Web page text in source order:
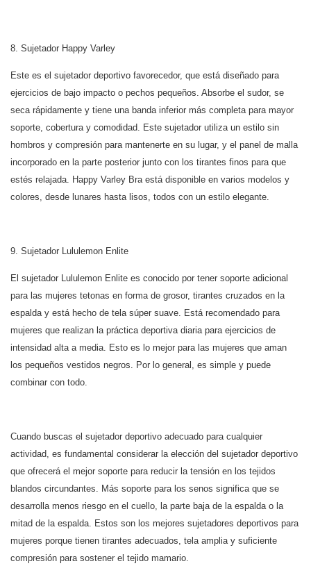
8. Sujetador Happy Varley
Este es el sujetador deportivo favorecedor, que está diseñado para
ejercicios de bajo impacto o pechos pequeños. Absorbe el sudor, se
seca rápidamente y tiene una banda inferior más completa para mayor
soporte, cobertura y comodidad. Este sujetador utiliza un estilo sin
hombros y compresión para mantenerte en su lugar, y el panel de malla
incorporado en la parte posterior junto con los tirantes finos para que
estés relajada. Happy Varley Bra está disponible en varios modelos y
colores, desde lunares hasta lisos, todos con un estilo elegante.
9. Sujetador Lululemon Enlite
El sujetador Lululemon Enlite es conocido por tener soporte adicional
para las mujeres tetonas en forma de grosor, tirantes cruzados en la
espalda y está hecho de tela súper suave. Está recomendado para
mujeres que realizan la práctica deportiva diaria para ejercicios de
intensidad alta a media. Esto es lo mejor para las mujeres que aman
los pequeños vestidos negros. Por lo general, es simple y puede
combinar con todo.
Cuando buscas el sujetador deportivo adecuado para cualquier
actividad, es fundamental considerar la elección del sujetador deportivo
que ofrecerá el mejor soporte para reducir la tensión en los tejidos
blandos circundantes. Más soporte para los senos significa que se
desarrolla menos riesgo en el cuello, la parte baja de la espalda o la
mitad de la espalda. Estos son los mejores sujetadores deportivos para
mujeres porque tienen tirantes adecuados, tela amplia y suficiente
compresión para sostener el tejido mamario.